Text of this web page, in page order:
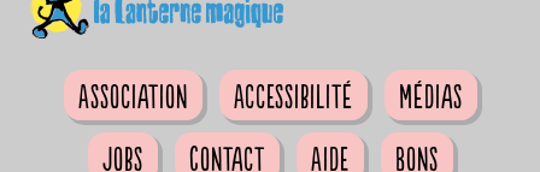
Association Accessibilité
Médias
Jobs
Contact Aide
Bons